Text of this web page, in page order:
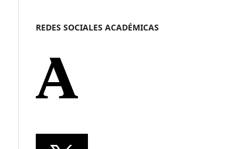
REDES SOCIALES ACADÉMICAS